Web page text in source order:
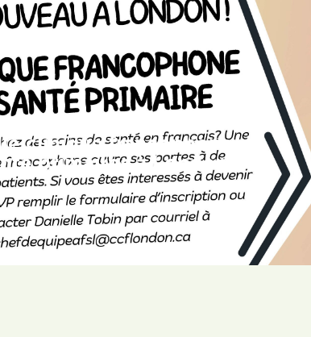
clinique francophone de
primaires à London